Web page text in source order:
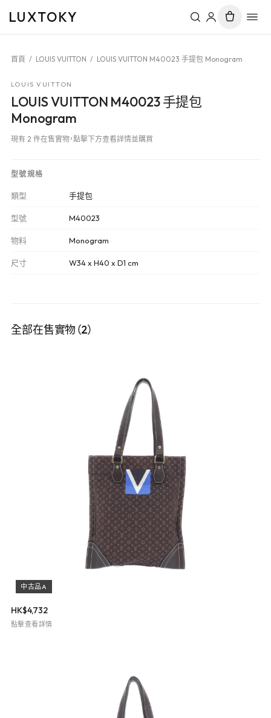
LUXTOKY
首頁 / LOUIS VUITTON / LOUIS VUITTON M40023 手提包 Monogram
LOUIS VUITTON
LOUIS VUITTON M40023 手提包
Monogram
現有 2 件在售實物，點擊下方查看詳情並購買
型號規格
類型 手提包
型號 M40023
物料 Monogram
尺寸 W34 x H40 x D1 cm
全部在售實物（2）
中古品A
HK$4,732
點擊查看詳情